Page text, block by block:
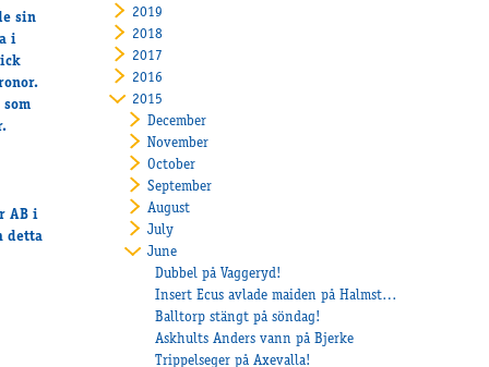
sin
i
som
AB i
detta
2019
2018
2017
2016
2015
December
November
October
September
August
July
June
Dubbel på Vaggeryd!
Insert Ecus avlade maiden på Halmstad!
Balltorp stängt på söndag!
Askhults Anders vann på Bjerke
Trippelseger på Axevalla!